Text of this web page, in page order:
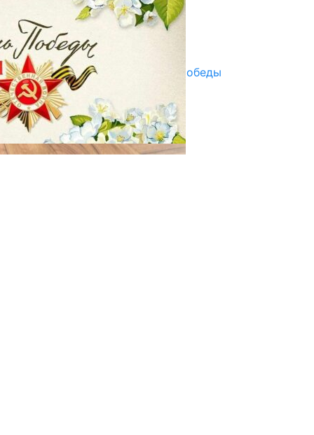
07.08.2025
Улуу Жеңиштин жандуу сөзү
29.04.2025
Награды в преддверии Дня Победы
29.04.2025